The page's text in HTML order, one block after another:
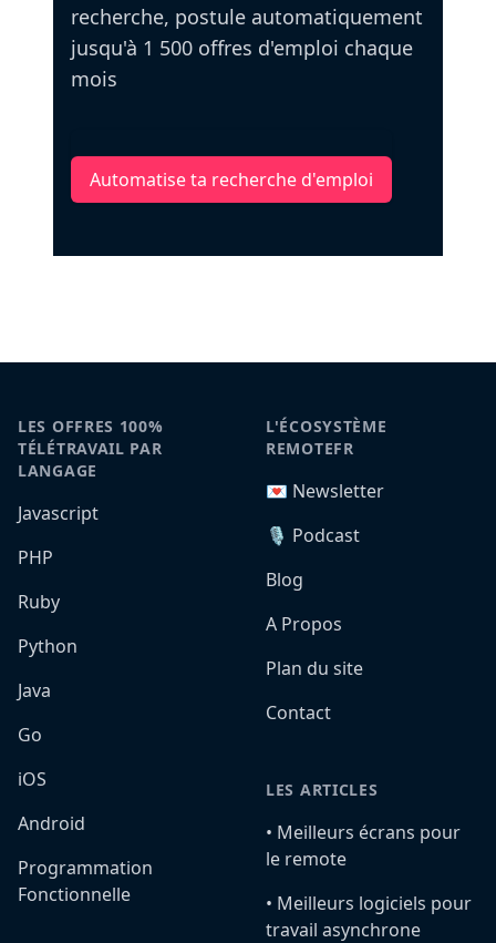
recherche, postule automatiquement
jusqu'à 1 500 offres d'emploi chaque
mois
Automatise ta recherche d'emploi
LES OFFRES 100%
TÉLÉTRAVAIL PAR
LANGAGE
Javascript
PHP
Ruby
Python
Java
Go
iOS
Android
Programmation
Fonctionnelle
L'ÉCOSYSTÈME
REMOTEFR
💌 Newsletter
🎙️ Podcast
Blog
A Propos
Plan du site
Contact
LES ARTICLES
•️ Meilleurs écrans pour
le remote
•️ Meilleurs logiciels pour
travail asynchrone